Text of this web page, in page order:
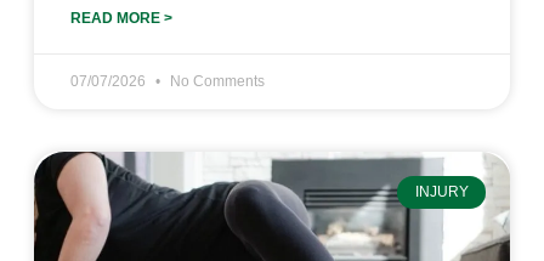
READ MORE >
07/07/2026 No Comments
INJURY